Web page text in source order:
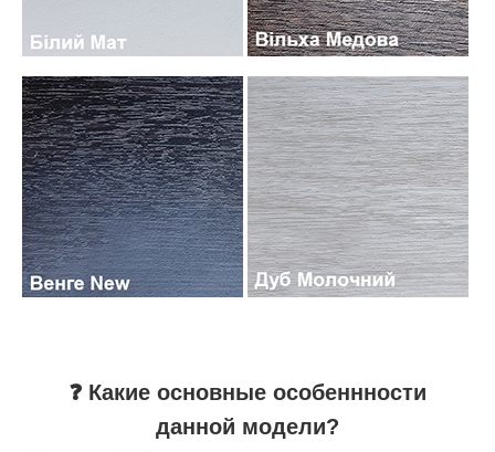
❓ Какие основные особеннности
данной модели?